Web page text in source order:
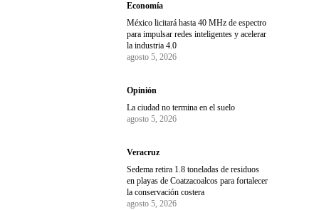
Economía
México licitará hasta 40 MHz de espectro
para impulsar redes inteligentes y acelerar
la industria 4.0
agosto 5, 2026
Opinión
La ciudad no termina en el suelo
agosto 5, 2026
Veracruz
Sedema retira 1.8 toneladas de residuos
en playas de Coatzacoalcos para fortalecer
la conservación costera
agosto 5, 2026